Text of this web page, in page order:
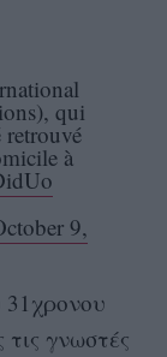
qui
retrouvé
à
9,
γνωστές